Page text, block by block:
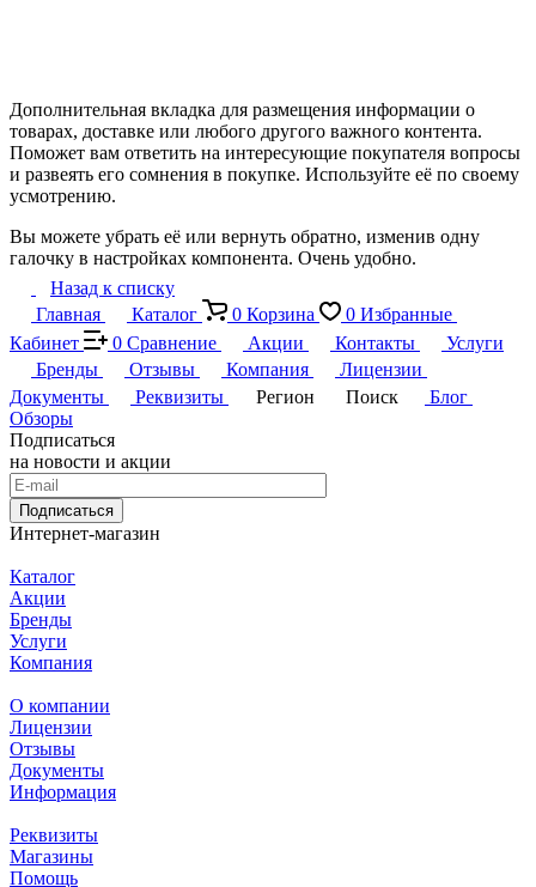
Дополнительная вкладка для размещения информации о
товарах, доставке или любого другого важного контента.
Поможет вам ответить на интересующие покупателя вопросы
и развеять его сомнения в покупке. Используйте её по своему
усмотрению.
Вы можете убрать её или вернуть обратно, изменив одну
галочку в настройках компонента. Очень удобно.
Назад к списку
Главная
Каталог 0 Корзина 0 Избранные
Кабинет
0 Сравнение Акции Контакты
Услуги
Бренды
Отзывы Компания
Лицензии
Документы
Реквизиты Регион Поиск
Блог
Обзоры
Подписаться
на новости и акции
Подписаться
Интернет-магазин
Каталог
Акции
Бренды
Услуги
Компания
О компании
Лицензии
Отзывы
Документы
Информация
Реквизиты
Магазины
Помощь